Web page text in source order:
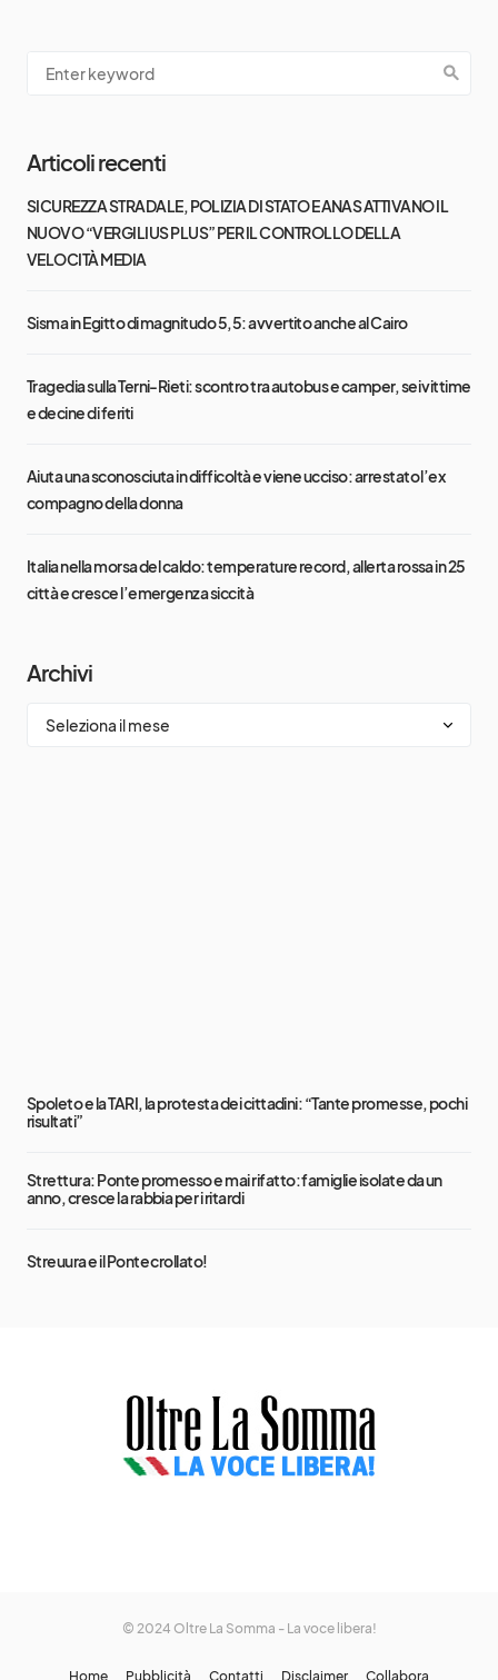
Articoli recenti
SICUREZZA STRADALE, POLIZIA DI STATO E ANAS ATTIVANO IL
NUOVO “VERGILIUS PLUS” PER IL CONTROLLO DELLA
VELOCITÀ MEDIA
Sisma in Egitto di magnitudo 5,5: avvertito anche al Cairo
Tragedia sulla Terni-Rieti: scontro tra autobus e camper, sei vittime
e decine di feriti
Aiuta una sconosciuta in difficoltà e viene ucciso: arrestato l’ex
compagno della donna
Italia nella morsa del caldo: temperature record, allerta rossa in 25
città e cresce l’emergenza siccità
Archivi
Spoleto e la TARI, la protesta dei cittadini: “Tante promesse, pochi
risultati”
Strettura: Ponte promesso e mai rifatto: famiglie isolate da un
anno, cresce la rabbia per i ritardi
Streuura e il Ponte crollato!
© 2024 Oltre La Somma - La voce libera!
Home Pubblicità Contatti Disclaimer Collabora